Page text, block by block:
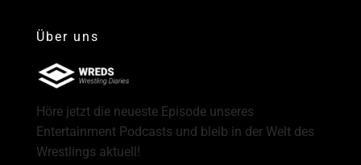
Über uns
Höre jetzt die neueste Episode unseres
Entertainment Podcasts und bleib in der Welt des
Wrestlings aktuell!